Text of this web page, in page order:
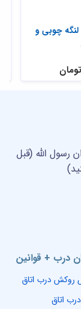
چوبی و
درب + قوانین
روکش درب اتاق
اتاق
رسول الله (قبل